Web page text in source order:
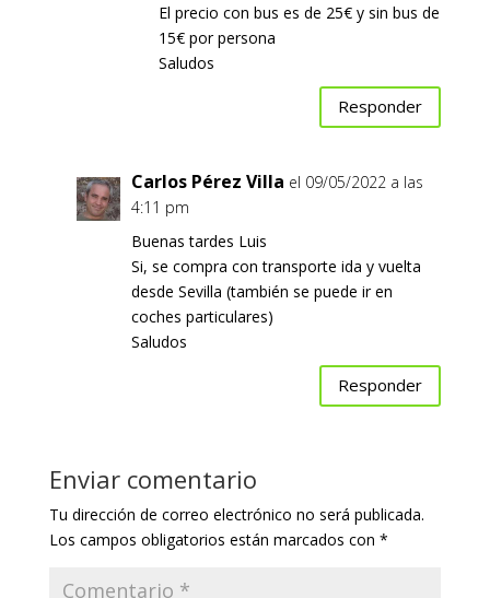
El precio con bus es de 25€ y sin bus de
15€ por persona
Saludos
Responder
Carlos Pérez Villa el 09/05/2022 a las
4:11 pm
Buenas tardes Luis
Si, se compra con transporte ida y vuelta
desde Sevilla (también se puede ir en
coches particulares)
Saludos
Responder
Enviar comentario
Tu dirección de correo electrónico no será publicada.
Los campos obligatorios están marcados con *